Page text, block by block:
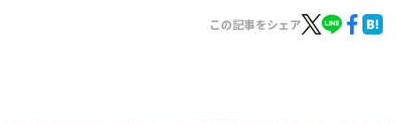
この記事をシェア